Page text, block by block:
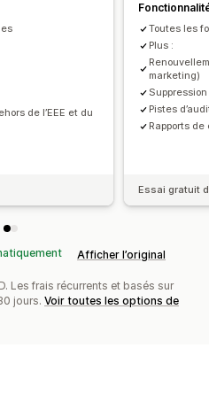
FADP
POPIA
de l’EEE et du
Toutes les
Plus :
marketing)
Pistes
Rapports
Essai gratuit
Afficher l’original
Les frais récurrents et basés sur
jours. Voir toutes les options de